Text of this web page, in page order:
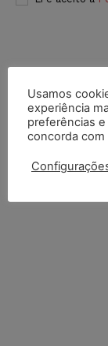
Usamos
experiência
preferências e
concorda com